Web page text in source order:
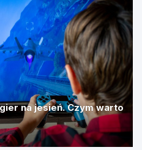
na jesień. Czym warto